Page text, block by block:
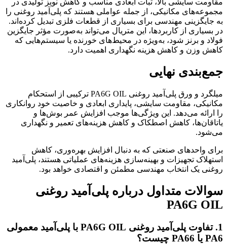
مقاومت سایشی بالا، ثبات ابعادی مناسب و کاهش نویز تولیدی در
مجموعه‌های مکانیکی، از جمله عواملی هستند که پلی‌آمید روغنی را
به جایگزینی مهندسی برای بسیاری از قطعات فلزی تبدیل کرده‌اند.
در بسیاری از کاربردها، این متریال می‌تواند به‌صورت مؤثر جایگزین
فولاد و برنز شود، به‌ویژه در محیط‌های خورنده یا سیستم‌هایی که
کاهش وزن و کاهش هزینه نگهداری اهمیت دارد.
جمع‌بندی نهایی
میلگرد و ورق پلی‌آمید روغنی PA6G OIL ترکیبی از استحکام
مکانیکی، مقاومت سایشی، پایداری ابعادی و خاصیت خود روانکاری
را ارائه می‌دهد. این ویژگی‌ها موجب افزایش عمر بوش‌ها و
یاتاقان‌ها، کاهش اصطکاک و کاهش هزینه‌های تعمیر و نگهداری
می‌شود.
برای واحدهای صنعتی که به دنبال افزایش بهره‌وری، کاهش
استهلاک تجهیزات و بهینه‌سازی هزینه‌های عملیاتی هستند، پلی‌آمید
روغنی یک انتخاب مهندسی مطمئن و اقتصادی خواهد بود.
سوالات متداول درباره پلی‌آمید روغنی
PA6G OIL
1. تفاوت پلی‌آمید روغنی PA6G OIL با پلی‌آمید معمولی
PA6 یا PA66 چیست؟